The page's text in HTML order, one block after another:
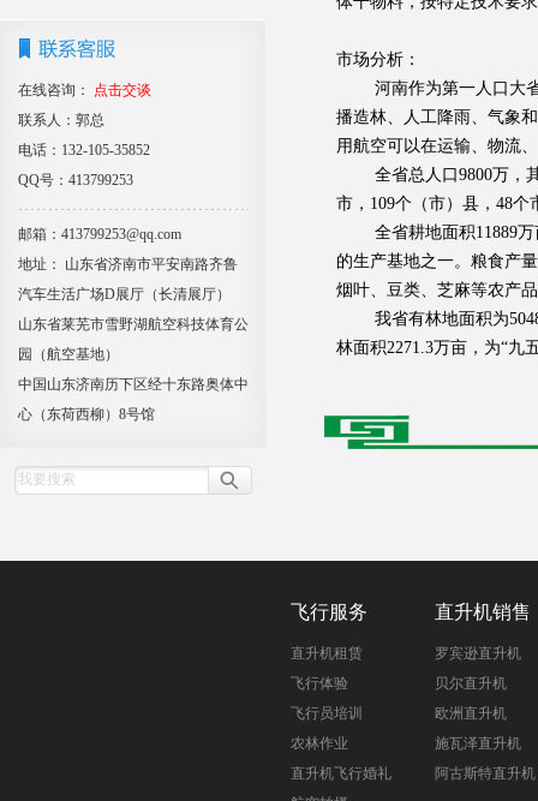
在线咨询：
点击交谈
联系人：郭总
电话：132-105-35852
QQ号：413799253
邮箱：413799253@qq.com
地址： 山东省济南市平安南路齐鲁
汽车生活广场D展厅（长清展厅）
山东省莱芜市雪野湖航空科技体育公
园（航空基地）
中国山东济南历下区经十东路奥体中
心（东荷西柳）8号馆
市场分析：
河南作为第一人口大省
播造林、人工降雨、气象
用航空可以在运输、物流
全省总人口9800万，其
市，109个（市）县，48个
全省耕地面积11889万
的生产基地之一。粮食产
烟叶、豆类、芝麻等农产
我省有林地面积为5048
林面积2271.3万亩，为“九
飞行服务
直升机租赁
飞行体验
飞行员培训
农林作业
直升机飞行婚礼
直升机销售
罗宾逊直升机
贝尔直升机
欧洲直升机
施瓦泽直升机
阿古斯特直升机